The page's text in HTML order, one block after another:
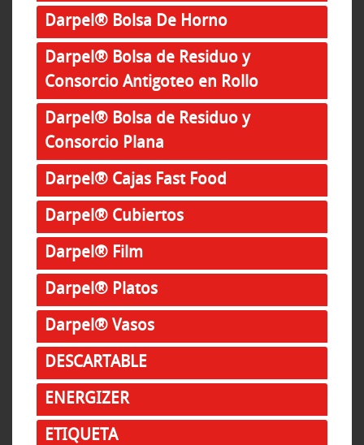
Darpel® Bolsa De Horno
Darpel® Bolsa de Residuo y
Consorcio Antigoteo en Rollo
Darpel® Bolsa de Residuo y
Consorcio Plana
Darpel® Cajas Fast Food
Darpel® Cubiertos
Darpel® Film
Darpel® Platos
Darpel® Vasos
DESCARTABLE
ENERGIZER
ETIQUETA